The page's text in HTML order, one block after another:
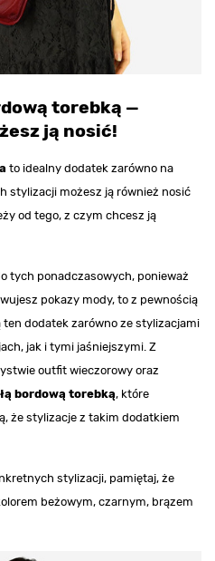
torebką —
ją nosić!
to idealny dodatek zarówno na
stylizacji możesz ją również nosić
od tego, z czym chcesz ją
tych ponadczasowych, ponieważ
pokazy mody, to z pewnością
ten dodatek zarówno ze stylizacjami
jak i tymi jaśniejszymi. Z
outfit wieczorowy oraz
bordową torebką, które
że stylizacje z takim dodatkiem
stylizacji, pamiętaj, że
beżowym, czarnym, brązem